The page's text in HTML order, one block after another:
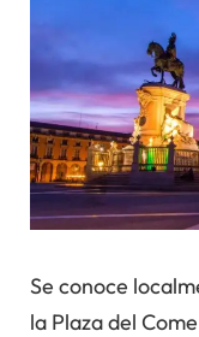
Se conoce
la Plaza del